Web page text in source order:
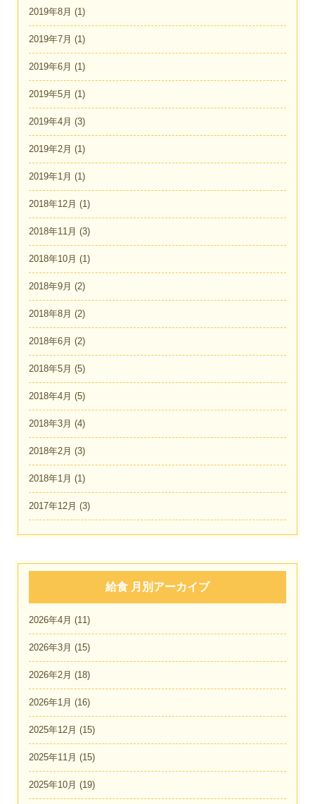
2019年8月 (1)
2019年7月 (1)
2019年6月 (1)
2019年5月 (1)
2019年4月 (3)
2019年2月 (1)
2019年1月 (1)
2018年12月 (1)
2018年11月 (3)
2018年10月 (1)
2018年9月 (2)
2018年8月 (2)
2018年6月 (2)
2018年5月 (5)
2018年4月 (5)
2018年3月 (4)
2018年2月 (3)
2018年1月 (1)
2017年12月 (3)
給食 月別アーカイブ
2026年4月 (11)
2026年3月 (15)
2026年2月 (18)
2026年1月 (16)
2025年12月 (15)
2025年11月 (15)
2025年10月 (19)